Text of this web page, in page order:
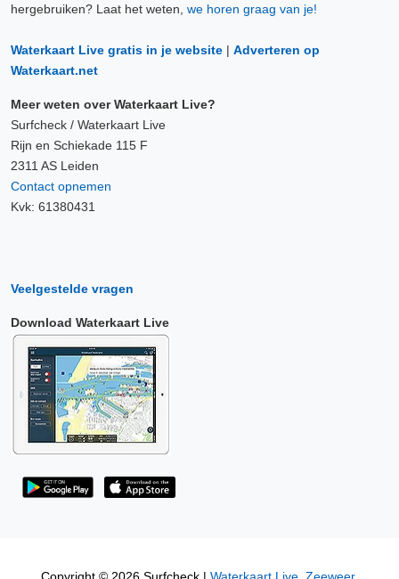
hergebruiken? Laat het weten, we horen graag van je!
Waterkaart Live gratis in je website | Adverteren op
Waterkaart.net
Meer weten over Waterkaart Live?
Surfcheck / Waterkaart Live
Rijn en Schiekade 115 F
2311 AS Leiden
Contact opnemen
Kvk: 61380431
Veelgestelde vragen
Download Waterkaart Live